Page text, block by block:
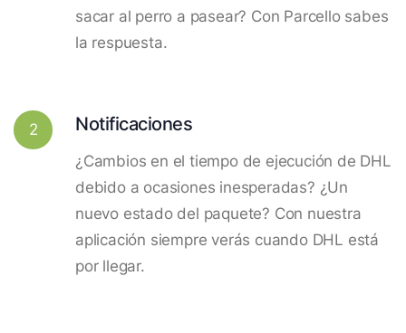
sacar al perro a pasear? Con Parcello sabes
la respuesta.
2 Notificaciones
¿Cambios en el tiempo de ejecución de DHL
debido a ocasiones inesperadas? ¿Un
nuevo estado del paquete? Con nuestra
aplicación siempre verás cuando DHL está
por llegar.